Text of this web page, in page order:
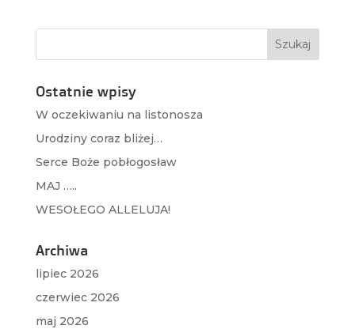
Ostatnie wpisy
W oczekiwaniu na listonosza
Urodziny coraz bliżej…
Serce Boże pobłogosław
MAJ …..
WESOŁEGO ALLELUJA!
Archiwa
lipiec 2026
czerwiec 2026
maj 2026